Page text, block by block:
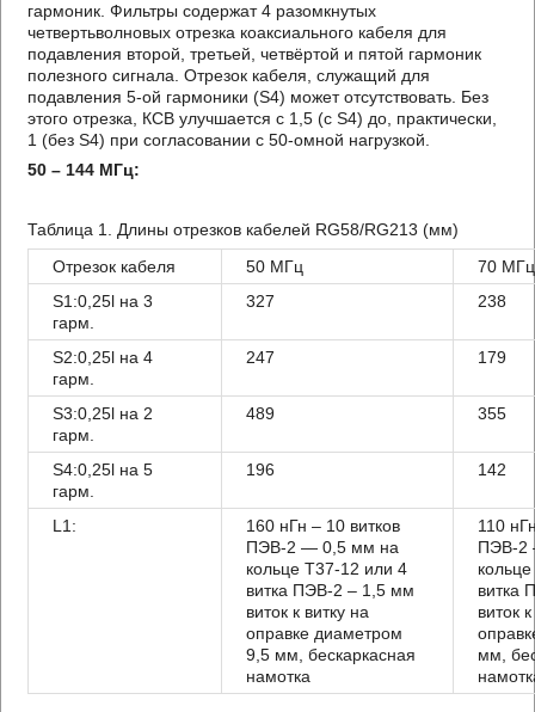
гармоник. Фильтры содержат 4 разомкнутых
четвертьволновых отрезка коаксиального кабеля для
подавления второй, третьей, четвёртой и пятой гармоник
полезного сигнала. Отрезок кабеля, служащий для
подавления 5-ой гармоники (S4) может отсутствовать. Без
этого отрезка, КСВ улучшается с 1,5 (с S4) до, практически,
1 (без S4) при согласовании с 50-омной нагрузкой.
50 – 144 МГц:
Таблица 1. Длины отрезков кабелей RG58/RG213 (мм)
Отрезок кабеля
50 МГц
70 МГц
S1:0,25l на 3
гарм.
327 238
S2:0,25l на 4
гарм.
247 179
S3:0,25l на 2
гарм.
489 355
S4:0,25l на 5
гарм.
196 142
L1:
160 нГн – 10 витков
ПЭВ-2 — 0,5 мм на
кольце Т37-12 или 4
витка ПЭВ-2 – 1,5 мм
виток к витку на
оправке диаметром
9,5 мм, бескаркасная
намотка
110
ПЭВ-2
витка
виток
мм,